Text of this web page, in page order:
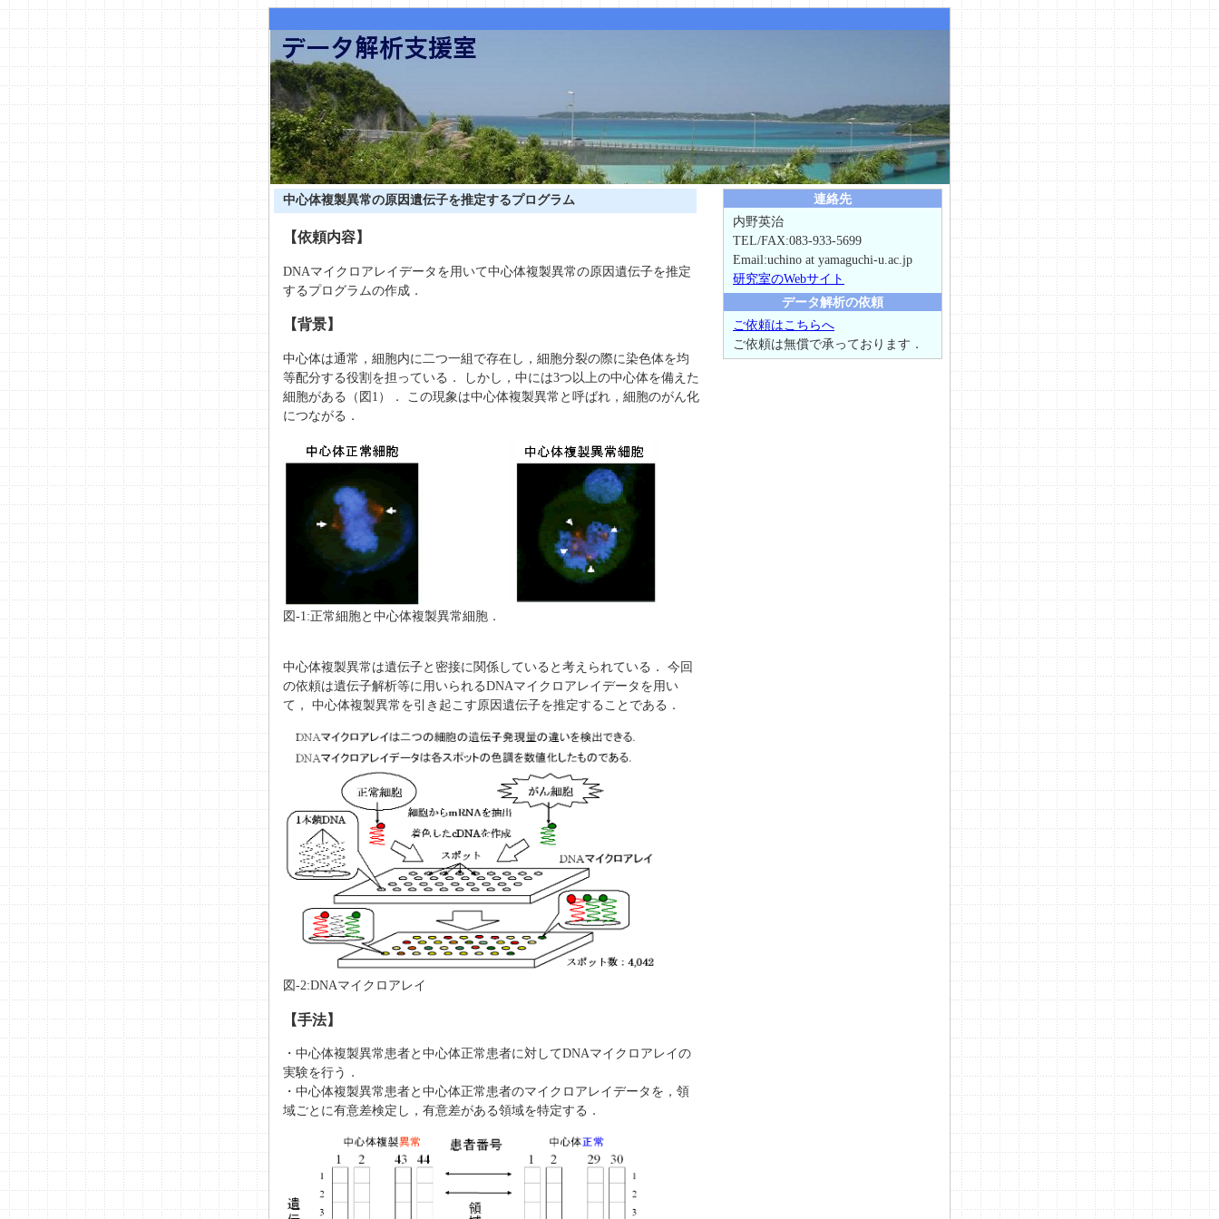
中心体複製異常の原因遺伝子を推定するプログラム
【依頼内容】
DNAマイクロアレイデータを用いて中心体複製異常の原因遺伝子を推定
するプログラムの作成．
【背景】
中心体は通常，細胞内に二つ一組で存在し，細胞分裂の際に染色体を均
等配分する役割を担っている． しかし，中には3つ以上の中心体を備えた
細胞がある（図1）． この現象は中心体複製異常と呼ばれ，細胞のがん化
につながる．
図-1:正常細胞と中心体複製異常細胞．
中心体複製異常は遺伝子と密接に関係していると考えられている． 今回
の依頼は遺伝子解析等に用いられるDNAマイクロアレイデータを用い
て， 中心体複製異常を引き起こす原因遺伝子を推定することである．
図-2:DNAマイクロアレイ
【手法】
・中心体複製異常患者と中心体正常患者に対してDNAマイクロアレイの
実験を行う．
・中心体複製異常患者と中心体正常患者のマイクロアレイデータを，領
域ごとに有意差検定し，有意差がある領域を特定する．
連絡先
内野英治
TEL/FAX:083-933-5699
Email:uchino at yamaguchi-u.ac.jp
研究室のWebサイト
データ解析の依頼
ご依頼はこちらへ
ご依頼は無償で承っております．